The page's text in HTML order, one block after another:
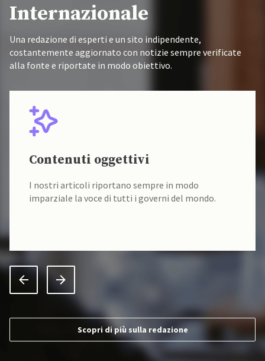
Internazionale
Una redazione di esperti e un sito indipendente,
costantemente aggiornato con notizie sempre verificate
alla fonte e riportate in modo obiettivo.
Contenuti oggettivi
I nostri articoli riportano sempre in modo
imparziale la voce di tutti i governi del mondo.
Scopri di più sulla redazione